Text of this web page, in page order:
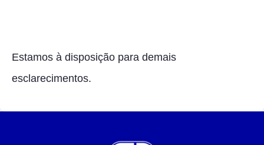
Estamos à disposição para demais
esclarecimentos.